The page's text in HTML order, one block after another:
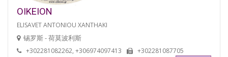
OIKEION
ELISAVET ANTONIOU XANTHAKI
锡罗斯 - 荷莫波利斯
+302281082262, +306974097413 +302281087705